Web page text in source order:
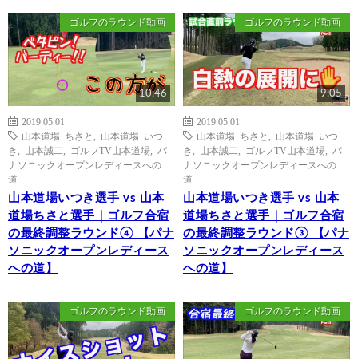
ゴルフのラウンド動画
10:46
2019.05.01
山本道場 ちさと
山本道場 いつ
き
山本誠二 ゴルフTV山本道場
パ
ナソニックオープンレディースへの
道
山本道場いつき選手 vs 山本
道場ちさと選手｜ゴルフ合宿
の最終調整ラウンド④ 【パナ
ソニックオープンレディース
への道】
ゴルフのラウンド動画
9:05
2019.05.01
山本道場 ちさと
山本道場 いつ
き
山本誠二 ゴルフTV山本道場
パ
ナソニックオープンレディースへの
道
山本道場いつき選手 vs 山本
道場ちさと選手｜ゴルフ合宿
の最終調整ラウンド③ 【パナ
ソニックオープンレディース
への道】
ゴルフのラウンド動画 ゴルフのラウンド動画